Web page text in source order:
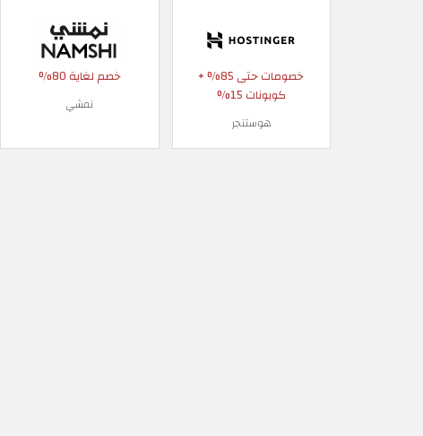
خصومات حتى 85% +
كوبونات 15%
هوستنجر
خصم لغاية 80%
نمشي